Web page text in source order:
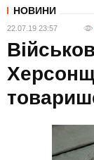
НОВИНИ
22.07.19 23:57